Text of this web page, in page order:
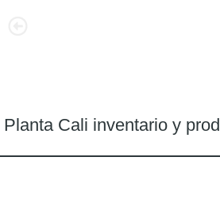
Planta Cali inventario y